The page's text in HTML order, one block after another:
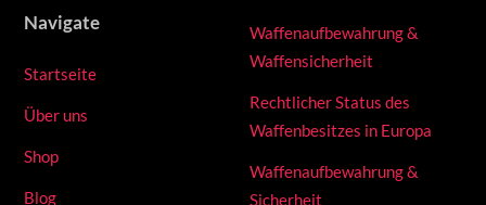
Navigate
Startseite
Über uns
Shop
Blog
Waffenaufbewahrung &
Waffensicherheit
Rechtlicher Status des
Waffenbesitzes in Europa
Waffenaufbewahrung &
Sicherheit